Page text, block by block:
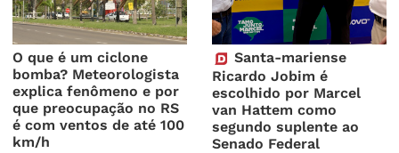
O que é um ciclone
bomba? Meteorologista
explica fenômeno e por
que preocupação no RS
é com ventos de até 100
km/h
Santa-mariense
Ricardo Jobim é
escolhido por Marcel
van Hattem como
segundo suplente ao
Senado Federal